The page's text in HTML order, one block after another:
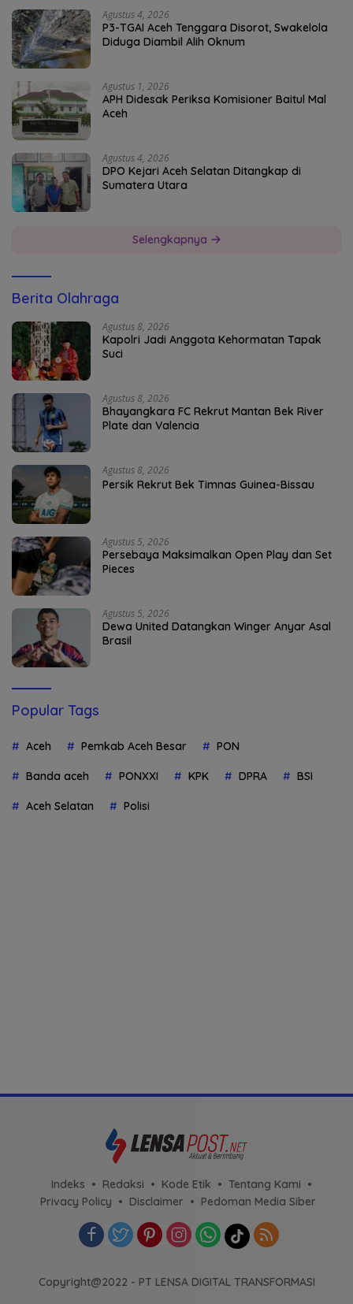
Agustus 4, 2026
P3-TGAI Aceh Tenggara Disorot, Swakelola
Diduga Diambil Alih Oknum
Agustus 1, 2026
APH Didesak Periksa Komisioner Baitul Mal
Aceh
Agustus 4, 2026
DPO Kejari Aceh Selatan Ditangkap di
Sumatera Utara
Selengkapnya
Berita Olahraga
Agustus 8, 2026
Kapolri Jadi Anggota Kehormatan Tapak
Suci
Agustus 8, 2026
Bhayangkara FC Rekrut Mantan Bek River
Plate dan Valencia
Agustus 8, 2026
Persik Rekrut Bek Timnas Guinea-Bissau
Agustus 5, 2026
Persebaya Maksimalkan Open Play dan Set
Pieces
Agustus 5, 2026
Dewa United Datangkan Winger Anyar Asal
Brasil
Popular Tags
Aceh Pemkab Aceh Besar PON
Banda aceh PONXXI KPK DPRA BSI
Aceh Selatan Polisi
Indeks Redaksi Kode Etik
Tentang Kami
Privacy Policy
Disclaimer Pedoman Media Siber
Copyright@2022 - PT LENSA DIGITAL TRANSFORMASI